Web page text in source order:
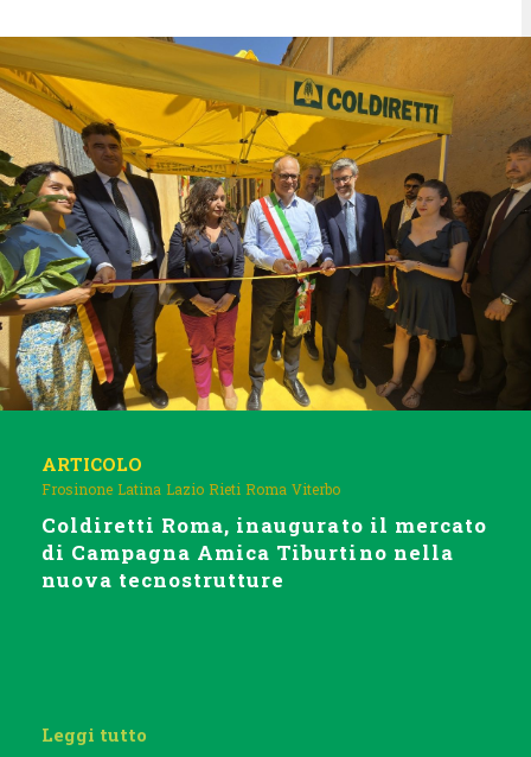
ARTICOLO
Frosinone Latina Lazio Rieti Roma Viterbo
Coldiretti Roma, inaugurato il mercato
di Campagna Amica Tiburtino nella
nuova tecnostrutture
Leggi tutto